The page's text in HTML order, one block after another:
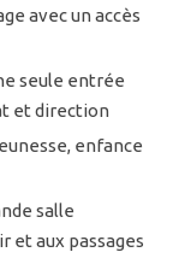
avec un accès
seule entrée
et direction
enfance
salle
et aux passages